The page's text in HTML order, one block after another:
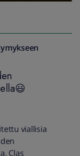
viallisia
Clas